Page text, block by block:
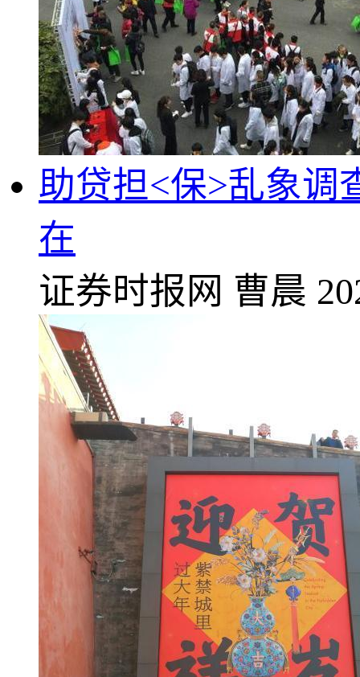
助贷担<保>乱象调
在
证券时报网 曹晨